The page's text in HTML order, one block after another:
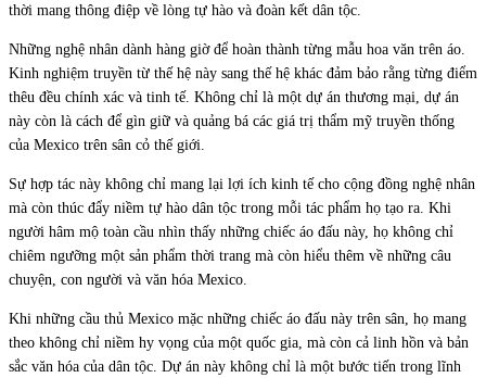
thời mang thông điệp về lòng tự hào và đoàn kết dân tộc.
Những nghệ nhân dành hàng giờ để hoàn thành từng mẫu hoa văn trên áo.
Kinh nghiệm truyền từ thế hệ này sang thế hệ khác đảm bảo rằng từng điểm
thêu đều chính xác và tinh tế. Không chỉ là một dự án thương mại, dự án
này còn là cách để gìn giữ và quảng bá các giá trị thẩm mỹ truyền thống
của Mexico trên sân cỏ thế giới.
Sự hợp tác này không chỉ mang lại lợi ích kinh tế cho cộng đồng nghệ nhân
mà còn thúc đẩy niềm tự hào dân tộc trong mỗi tác phẩm họ tạo ra. Khi
người hâm mộ toàn cầu nhìn thấy những chiếc áo đấu này, họ không chỉ
chiêm ngưỡng một sản phẩm thời trang mà còn hiểu thêm về những câu
chuyện, con người và văn hóa Mexico.
Khi những cầu thủ Mexico mặc những chiếc áo đấu này trên sân, họ mang
theo không chỉ niềm hy vọng của một quốc gia, mà còn cả linh hồn và bản
sắc văn hóa của dân tộc. Dự án này không chỉ là một bước tiến trong lĩnh